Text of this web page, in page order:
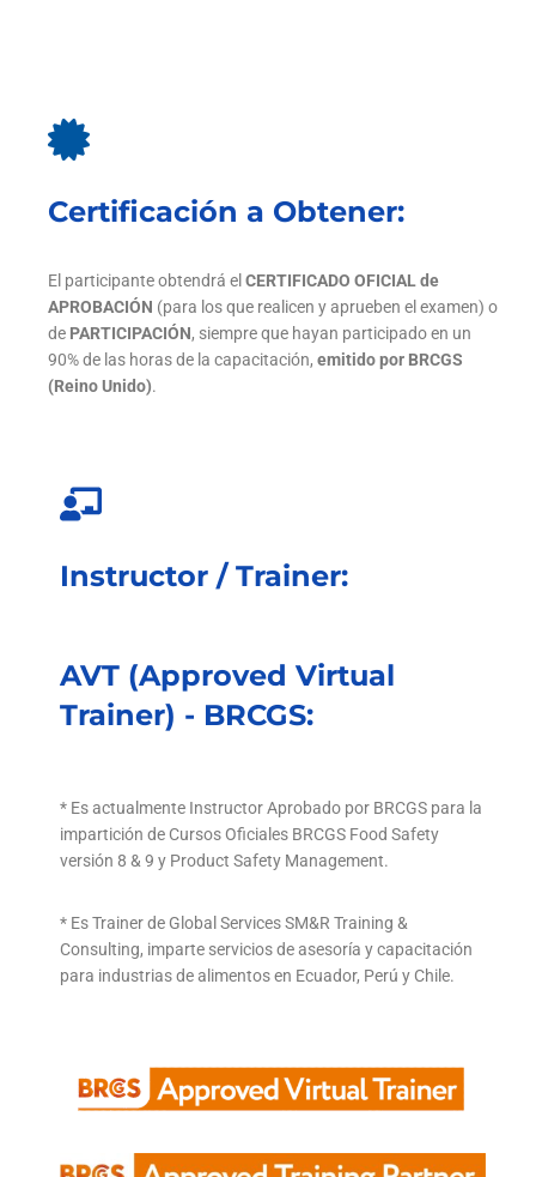
Certificación a Obtener:
El participante obtendrá el CERTIFICADO OFICIAL de
APROBACIÓN (para los que realicen y aprueben el examen) o
de PARTICIPACIÓN, siempre que hayan participado en un
90% de las horas de la capacitación, emitido por BRCGS
(Reino Unido).
Instructor / Trainer:
AVT (Approved Virtual
Trainer) - BRCGS:
* Es actualmente Instructor Aprobado por BRCGS para la
impartición de Cursos Oficiales BRCGS Food Safety
versión 8 & 9 y Product Safety Management.
* Es Trainer de Global Services SM&R Training &
Consulting, imparte servicios de asesoría y capacitación
para industrias de alimentos en Ecuador, Perú y Chile.